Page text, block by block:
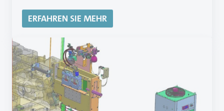
ERFAHREN SIE MEHR